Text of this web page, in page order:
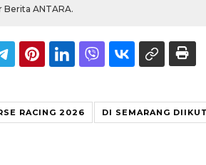
ANTARA.
RACING 2026 DI SEMARANG